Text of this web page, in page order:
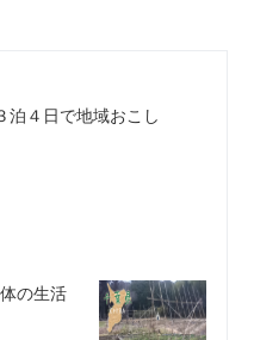
泊４日で地域おこし
の生活